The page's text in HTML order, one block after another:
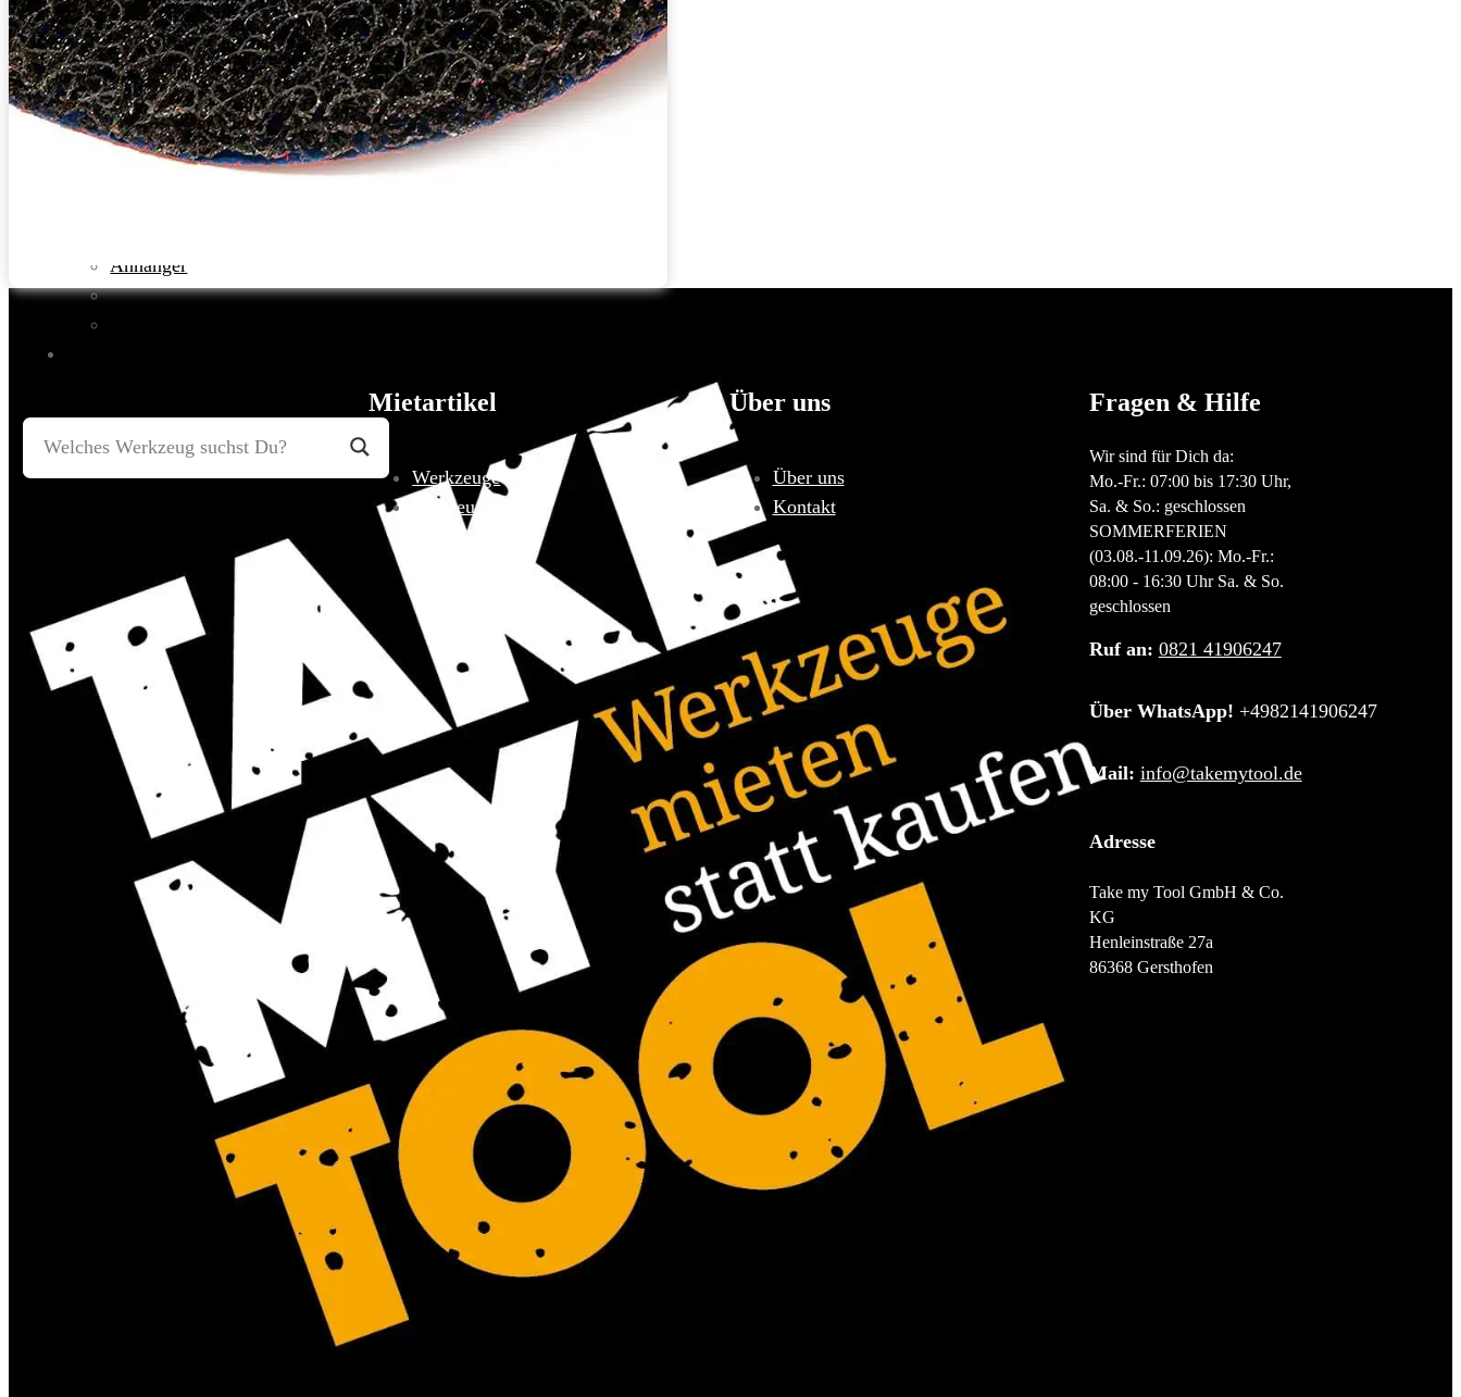
Leitern/Böcke/Gerüste/Hebebühnen
Messwerkzeuge und Beleuchtung
Umzug und Reinigung
Unwetter
Baustelle
Baustellenabsicherung
Anhänger
Transporter
Mietartikel
Werkzeuge
Fahrzeuge
Über uns
Über uns
Kontakt
Fragen & Hilfe
Wir sind für Dich da:
Mo.-Fr.: 07:00 bis 17:30 Uhr,
Sa. & So.: geschlossen
SOMMERFERIEN
(03.08.-11.09.26): Mo.-Fr.:
08:00 - 16:30 Uhr Sa. & So.
geschlossen
Ruf an: 0821 41906247
Über WhatsApp! +4982141906247
Mail: info@takemytool.de
Adresse
Take my Tool GmbH & Co.
KG
Henleinstraße 27a
86368 Gersthofen